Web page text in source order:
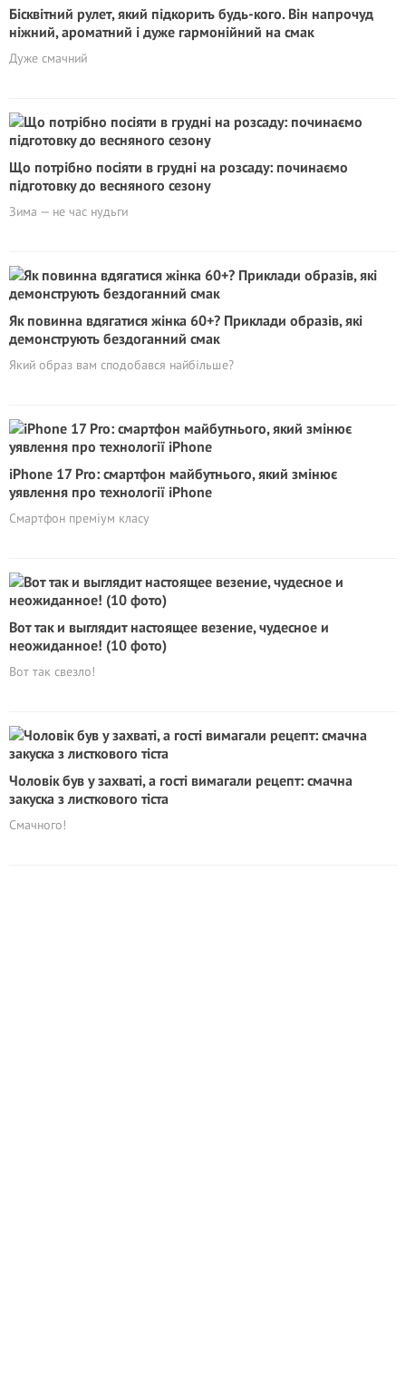
Бісквітний рулет, який підкорить будь-кого. Він напрочуд
ніжний, ароматний і дуже гармонійний на смак
Дуже смачний
Що потрібно посіяти в грудні на розсаду: починаємо
підготовку до весняного сезону
Зима — не час нудьги
Як повинна вдягатися жінка 60+? Приклади образів, які
демонструють бездоганний смак
Який образ вам сподобався найбільше?
iPhone 17 Pro: смартфон майбутнього, який змінює
уявлення про технології iPhone
Смартфон преміум класу
Вот так и выглядит настоящее везение, чудесное и
неожиданное! (10 фото)
Вот так свезло!
Чоловік був у захваті, а гості вимагали рецепт: смачна
закуска з листкового тіста
Смачного!